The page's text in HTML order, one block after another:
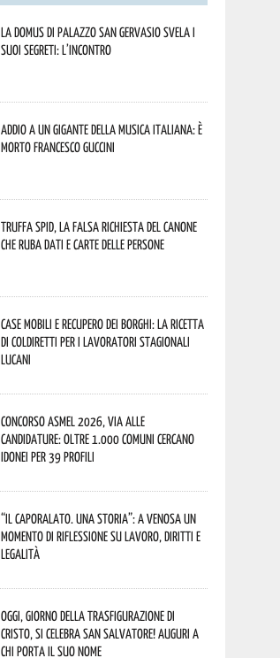
La Domus di Palazzo San Gervasio svela i
suoi segreti: l’incontro
Addio a un gigante della musica italiana: è
morto Francesco Guccini
Truffa Spid, la falsa richiesta del canone
che ruba dati e carte delle persone
Case mobili e recupero dei borghi: la ricetta
di Coldiretti per i lavoratori stagionali
lucani
Concorso Asmel 2026, via alle
candidature: oltre 1.000 Comuni cercano
idonei per 39 profili
“Il caporalato. Una storia”: a Venosa un
momento di riflessione su lavoro, diritti e
legalità
Oggi, giorno della Trasfigurazione di
Cristo, si celebra San Salvatore! Auguri a
chi porta il suo nome